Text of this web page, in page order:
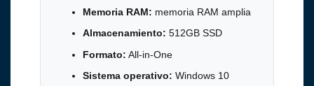
Memoria RAM: memoria RAM amplia
Almacenamiento: 512GB SSD
Formato: All-in-One
Sistema operativo: Windows 10